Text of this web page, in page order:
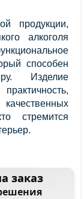
алкоголя
способен
Изделие
стремится
заказ